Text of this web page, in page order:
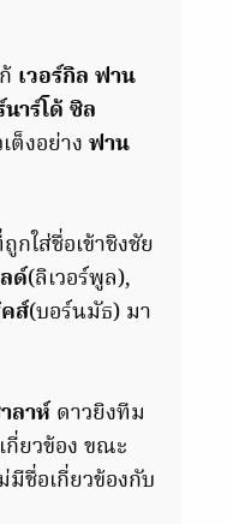
เวอร์กิล ฟาน
าร์โด้ ซิล
ต็งอย่าง ฟาน
กใส่ชื่อเข้าชิงชัย
ด์(ลิเวอร์พูล),
ส์(บอร์นมัธ) มา
ลาห์ ดาวยิงทีม
ยวข้อง ขณะ
มีชื่อเกี่ยวข้องกับ